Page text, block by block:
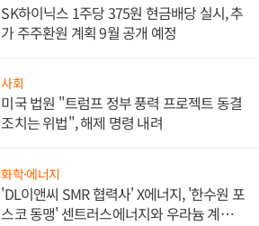
SK하이닉스 1주당 375원 현금배당 실시, 추
가 주주환원 계획 9월 공개 예정
사회
미국 법원 "트럼프 정부 풍력 프로젝트 동결
조치는 위법", 해제 명령 내려
화학·에너지
'DL이앤씨 SMR 협력사' X에너지, '한수원 포
스코 동맹' 센트러스에너지와 우라늄 계약